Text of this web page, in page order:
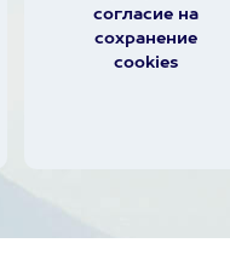
согласие на
сохранение
cookies